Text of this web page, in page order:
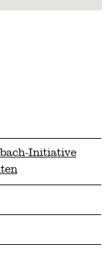
Initiative